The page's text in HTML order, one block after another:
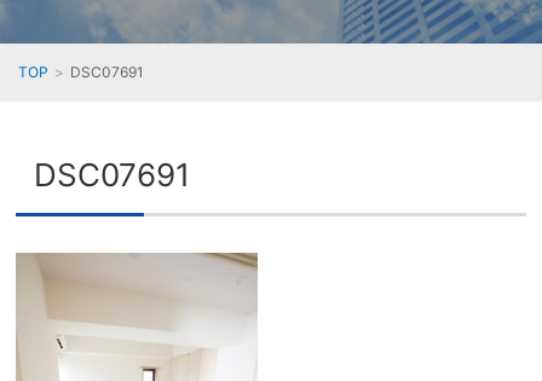
TOP DSC07691
DSC07691